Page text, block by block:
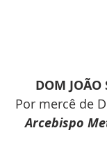
DOM JOÃO
Por mercê de
Arcebispo